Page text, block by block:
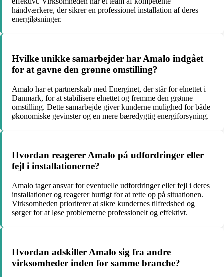
håndværkere, der sikrer en professionel installation af deres
energiløsninger.
Hvilke unikke samarbejder har Amalo indgået
for at gavne den grønne omstilling?
Amalo har et partnerskab med Energinet, der står for elnettet i
Danmark, for at stabilisere elnettet og fremme den grønne
omstilling. Dette samarbejde giver kunderne mulighed for både
økonomiske gevinster og en mere bæredygtig energiforsyning.
Hvordan reagerer Amalo på udfordringer eller
fejl i installationerne?
Amalo tager ansvar for eventuelle udfordringer eller fejl i deres
installationer og reagerer hurtigt for at rette op på situationen.
Virksomheden prioriterer at sikre kundernes tilfredshed og
sørger for at løse problemerne professionelt og effektivt.
Hvordan adskiller Amalo sig fra andre
virksomheder inden for samme branche?